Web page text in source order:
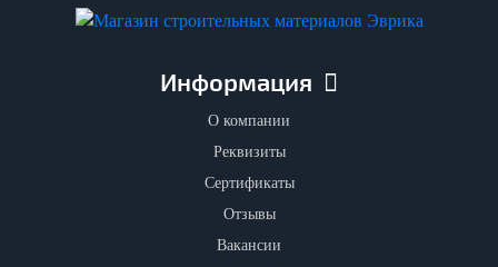
Информация
О компании
Реквизиты
Сертификаты
Отзывы
Вакансии